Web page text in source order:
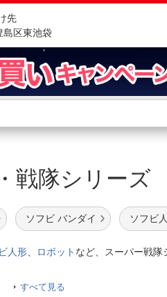
先
島区東池袋
さがす
らさがす
ート
戦隊シリーズ
ソフビ バンダイ ソフビ
人形 ロボット など、スーパー戦隊
すべて見る